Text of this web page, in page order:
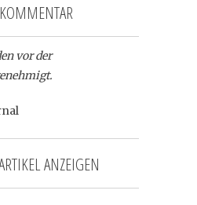
vor der
ANZEIGEN